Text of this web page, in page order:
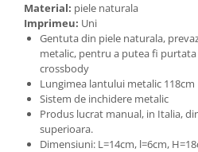
Material: piele naturala
Imprimeu: Uni
Gentuta din piele naturala,
metalic, pentru a putea fi
crossbody
Lungimea lantului metalic 118cm
Sistem de inchidere metalic
Produs lucrat manual, in Italia,
superioara.
Dimensiuni: L=14cm, l=6cm,